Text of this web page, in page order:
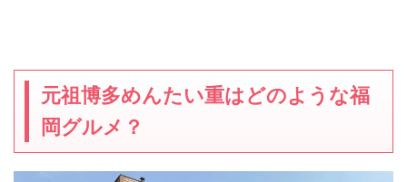
元祖博多めんたい重はどのような福
岡グルメ？